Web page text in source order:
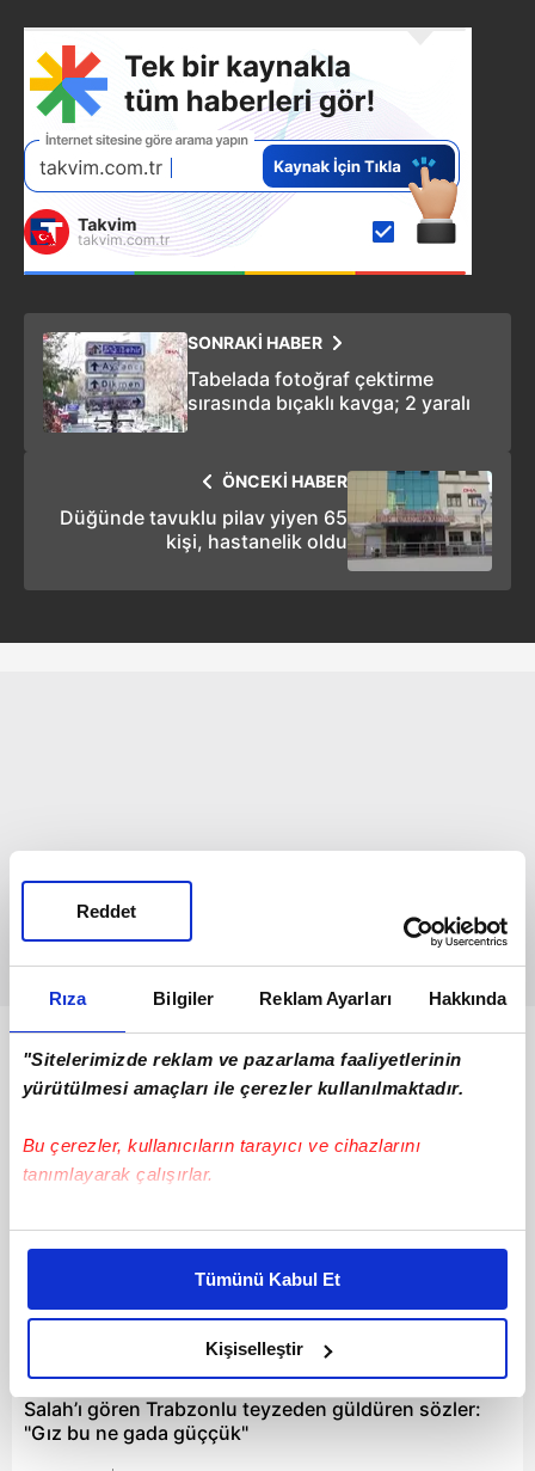
Rıza Bilgiler Reklam Ayarları Hakkında
"Sitelerimizde reklam ve pazarlama faaliyetlerinin
yürütülmesi amaçları ile çerezler kullanılmaktadır.
Bu çerezler, kullanıcıların tarayıcı ve cihazlarını
tanımlayarak çalışırlar.
Bu çerezlere izin vermeniz halinde sizlere özel
daha iyi reklam deneyimi yaşatabiliriz. Bunu yaparken
amacımızın size daha iyi bir reklam deneyimi sunmak
olduğunu ve sizlere en iyi içerikleri sunabilmek adına
elimizden gelen çabayı gösterdiğimizi ve bu noktada,
reklamların maliyetlerimizi karşılamak noktasında tek gelir
kalemimiz olduğunu sizlere hatırlatmak isteriz.
Tümünü Kabul Et
Kişiselleştir
Reddet
SONRAKİ HABER
Tabelada fotoğraf çektirme
sırasında bıçaklı kavga; 2 yaralı
ÖNCEKİ HABER
Düğünde tavuklu pilav yiyen 65
kişi, hastanelik oldu
Bunlar da Var
Salah’ı gören Trabzonlu teyzeden güldüren sözler:
"Gız bu ne gada güççük"